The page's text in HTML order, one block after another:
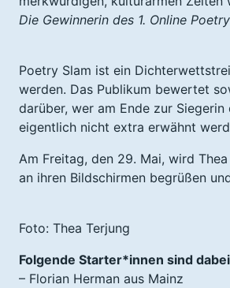
Die Gewinnerin des 1. Online
Poetry Slam ist ein
werden. Das Publikum bewertet
darüber, wer am Ende zur
eigentlich nicht extra erwähnt
Am Freitag, den 29. Mai, wird
an ihren Bildschirmen begrüßen
Foto: Thea Terjung
Folgende Starter*innen sind
– Florian Herman aus Mainz